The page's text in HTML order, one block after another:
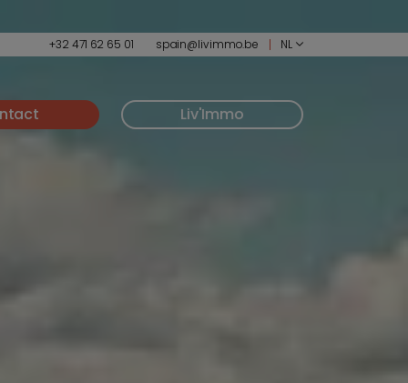
+32 471 62 65 01 spain@livimmo.be NL
Liv'Immo